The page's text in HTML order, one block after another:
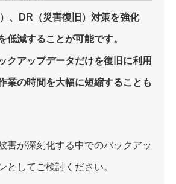
、DR（災害復旧）対策を強化
低減することが可能です。
クアップデータだけを復旧に利用
業の時間を大幅に短縮することも
害が深刻化する中でのバックアッ
としてご検討ください。